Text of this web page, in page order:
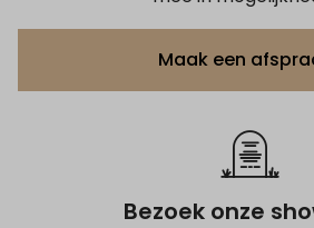
Maak een
Bezoek onze